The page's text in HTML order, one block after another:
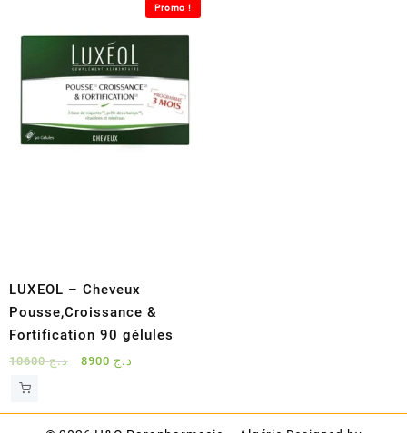
Promo !
LUXEOL – Cheveux
Pousse,Croissance &
Fortification 90 gélules
د.ج10600
Le
était :
د.ج
est :